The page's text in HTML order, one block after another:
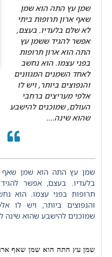
שמן עץ התה הוא שמן
שאף ארון תרופות ביתי
לא שלם בלעדיו. בעצם,
אפשר להגיד ששמן עץ
התה הוא ארון תרופות
בפני עצמו. הוא נחשב
לאחד השמנים המגוונים
והנפוצים ביותר, ויש לו
אלפי מעריצים ברחבי
העולם, שמוכנים להישבע
שהוא שינה....
שמן עץ התה הוא שמן שאף
בלעדיו. בעצם, אפשר
תרופות בפני עצמו. הוא
והנפוצים ביותר, ויש לו
שמוכנים להישבע שהוא שינה
שמן עץ התה הוא שמן שאף